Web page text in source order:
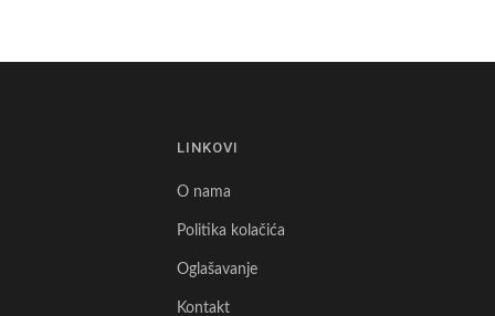
LINKOVI
O nama
Politika kolačića
Oglašavanje
Kontakt